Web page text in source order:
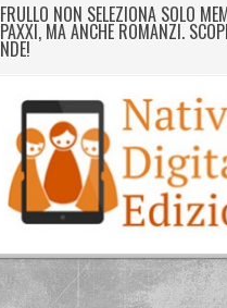
FRULLO NON SELEZIONA SOLO
PAXXI, MA ANCHE ROMANZI.
NDE!